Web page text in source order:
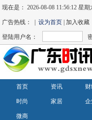
现在是：2026-08-08 11:56:14 星期
广告热线： |设为首页 | 加入收藏
登陆用户名：
首页 资讯
时尚 家居 企
微商